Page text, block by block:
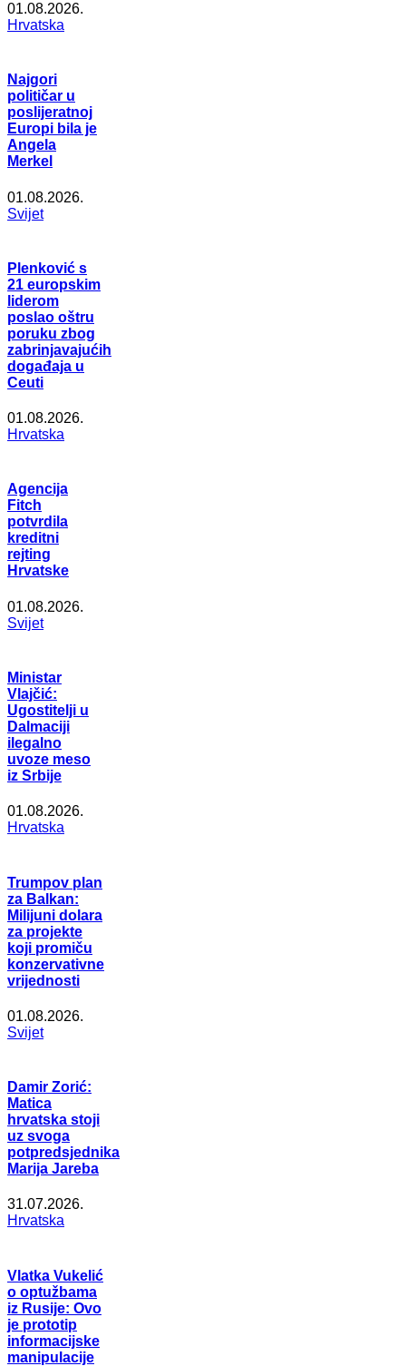
01.08.2026.
Hrvatska
Najgori
političar u
poslijeratnoj
Europi bila je
Angela
Merkel
01.08.2026.
Svijet
Plenković s
21 europskim
liderom
poslao oštru
poruku zbog
zabrinjavajućih
događaja u
Ceuti
01.08.2026.
Hrvatska
Agencija
Fitch
potvrdila
kreditni
rejting
Hrvatske
01.08.2026.
Svijet
Ministar
Vlajčić:
Ugostitelji u
Dalmaciji
ilegalno
uvoze meso
iz Srbije
01.08.2026.
Hrvatska
Trumpov plan
za Balkan:
Milijuni dolara
za projekte
koji promiču
konzervativne
vrijednosti
01.08.2026.
Svijet
Damir Zorić:
Matica
hrvatska stoji
uz svoga
potpredsjednika
Marija Jareba
31.07.2026.
Hrvatska
Vlatka Vukelić
o optužbama
iz Rusije: Ovo
je prototip
informacijske
manipulacije